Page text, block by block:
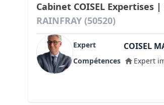
Cabinet COISEL Expertises |
RAINFRAY (50520)
Expert COISEL
Compétences Expert